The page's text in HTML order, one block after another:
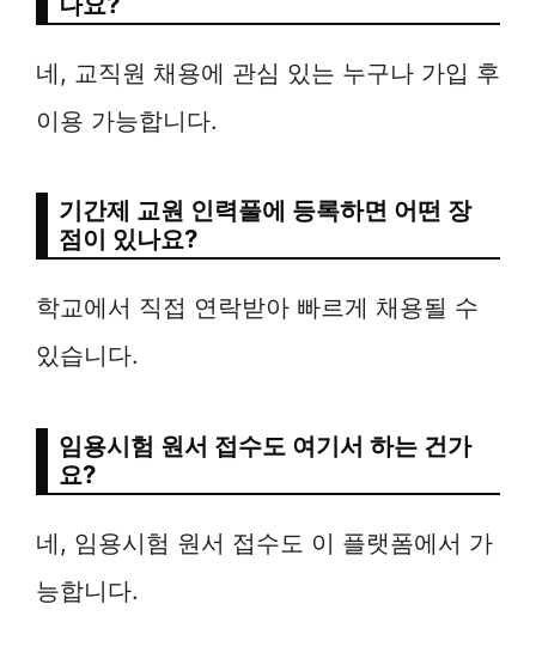
네, 교직원 채용에 관심 있는 누구나 가입 후
이용 가능합니다.
기간제 교원 인력풀에 등록하면 어떤 장
점이 있나요?
학교에서 직접 연락받아 빠르게 채용될 수
있습니다.
임용시험 원서 접수도 여기서 하는 건가
요?
네, 임용시험 원서 접수도 이 플랫폼에서 가
능합니다.